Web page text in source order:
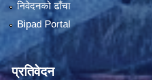
निवेदनको ढाँचा
Bipad Portal
प्रतिवेदन